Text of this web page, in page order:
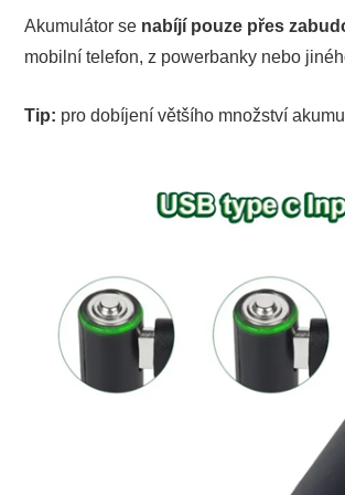
Akumulátor se nabíjí pouze přes
mobilní telefon, z powerbanky nebo
Tip: pro dobíjení většího množství